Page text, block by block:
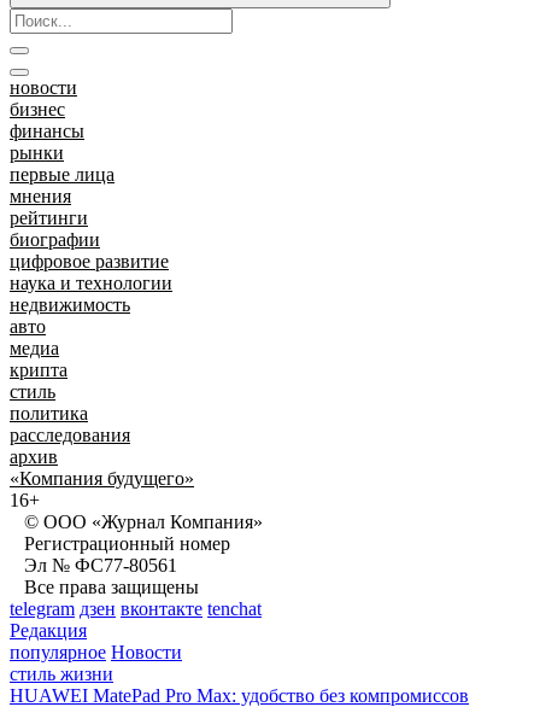
новости
бизнес
финансы
рынки
первые лица
мнения
рейтинги
биографии
цифровое развитие
наука и технологии
недвижимость
авто
медиа
крипта
стиль
политика
расследования
архив
«Компания будущего»
16+
© ООО «Журнал Компания»
Регистрационный номер
Эл № ФС77-80561
Все права защищены
telegram дзен вконтакте tenchat
Редакция
популярное Новости
стиль жизни
HUAWEI MatePad Pro Max: удобство без компромиссов